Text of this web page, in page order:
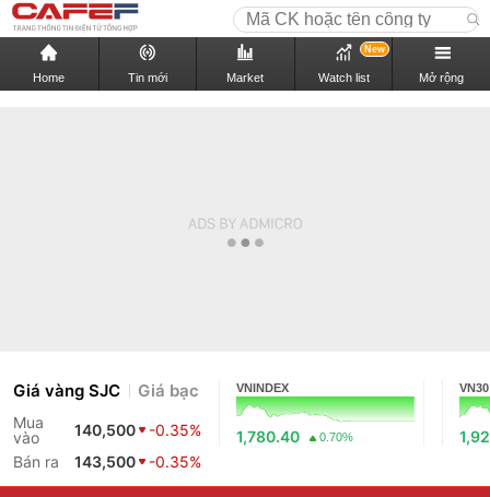
Home Tin mới Market Watch list
New
Mở rộng
Giá vàng SJC Giá bạc
Mua
vào
140,500
-0.35%
Bán ra
143,500 -0.35%
VNINDEX
1,780.40 0.70%
VN30